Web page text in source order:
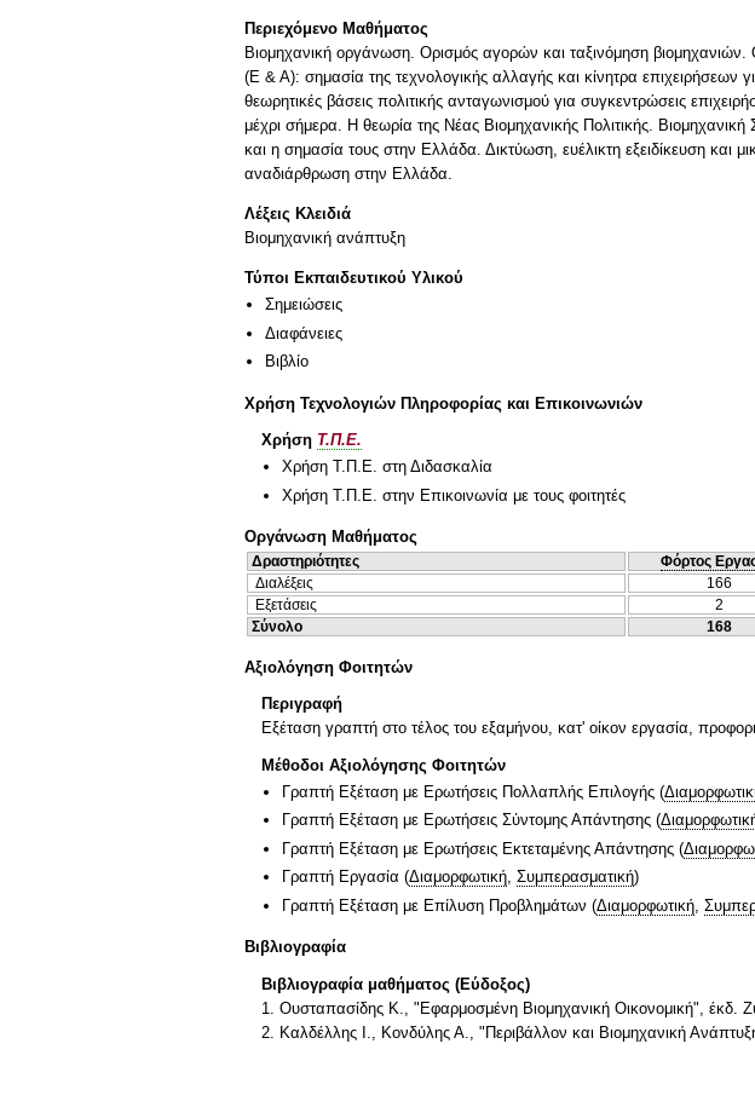
Περιεχόμενο Μαθήματος
Βιομηχανική οργάνωση. Ορισμός αγορών και ταξινόμηση
(Ε & Α): σημασία της τεχνολογικής αλλαγής και κίνητρα επιχειρήσεων
θεωρητικές βάσεις πολιτικής ανταγωνισμού για συγκεντρώσεις
μέχρι σήμερα. Η θεωρία της Νέας Βιομηχανικής Πολιτικής. Βιομηχανική
και η σημασία τους στην Ελλάδα. Δικτύωση, ευέλικτη εξειδίκευση και
αναδιάρθρωση στην Ελλάδα.
Λέξεις Κλειδιά
Βιομηχανική ανάπτυξη
Τύποι Εκπαιδευτικού Υλικού
Σημειώσεις
Διαφάνειες
Βιβλίο
Χρήση Τεχνολογιών Πληροφορίας και Επικοινωνιών
Χρήση Τ.Π.Ε.
Χρήση Τ.Π.Ε. στη Διδασκαλία
Χρήση Τ.Π.Ε. στην Επικοινωνία με τους φοιτητές
Οργάνωση Μαθήματος
Δραστηριότητες Φόρτος
Διαλέξεις
166
Εξετάσεις
2
Σύνολο
168
Αξιολόγηση Φοιτητών
Περιγραφή
Εξέταση γραπτή στο τέλος του εξαμήνου, κατ' οίκον εργασία,
Μέθοδοι Αξιολόγησης Φοιτητών
Γραπτή Εξέταση με Ερωτήσεις Πολλαπλής Επιλογής (
Γραπτή Εξέταση με Ερωτήσεις Σύντομης Απάντησης (
Γραπτή Εξέταση με Ερωτήσεις Εκτεταμένης Απάντησης (
Γραπτή Εργασία (Διαμορφωτική, Συμπερασματική)
Γραπτή Εξέταση με Επίλυση Προβλημάτων (Διαμορφωτική
Βιβλιογραφία
Βιβλιογραφία μαθήματος (Εύδοξος)
1. Ουσταπασίδης Κ., "Εφαρμοσμένη Βιομηχανική Οικονομική", έκδ.
2. Καλδέλλης Ι., Κονδύλης Α., "Περιβάλλον και Βιομηχανική